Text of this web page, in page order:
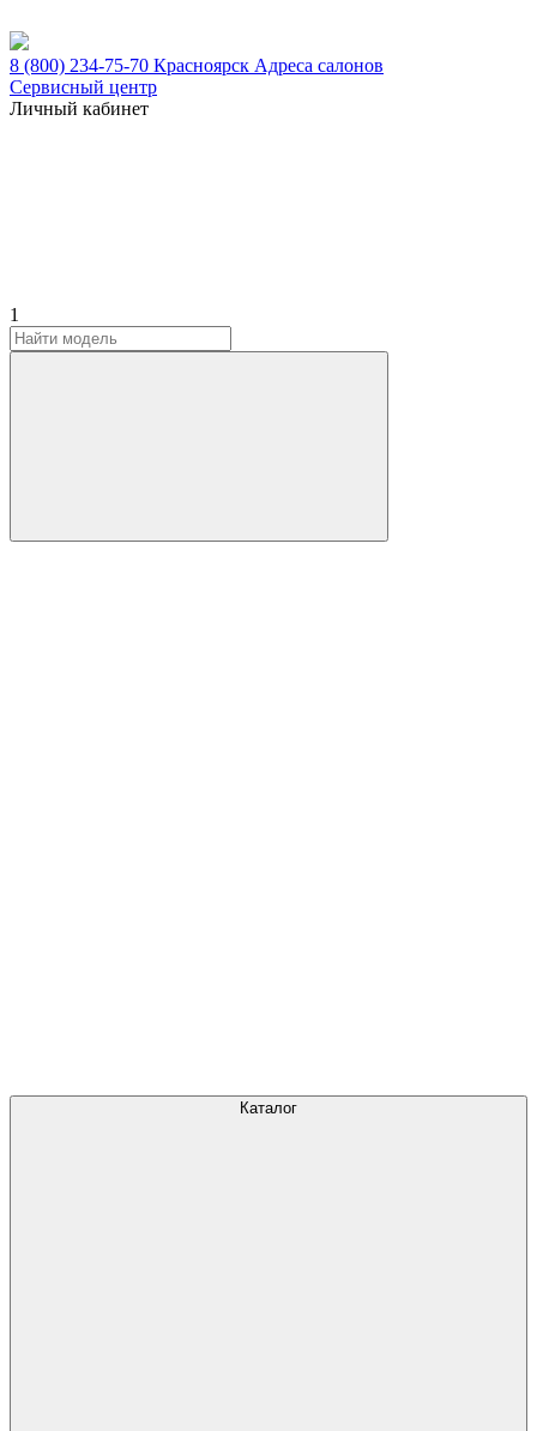
8 (800) 234-75-70 Красноярск Адреса салонов
Сервисный центр
Личный кабинет
1
Каталог